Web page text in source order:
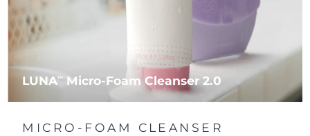
LUNATM Micro-Foam Cleanser 2.0
MICRO-FOAM CLEANSER